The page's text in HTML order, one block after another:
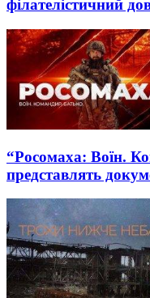
філателістичний
“Росомаха: Воїн.
представлять